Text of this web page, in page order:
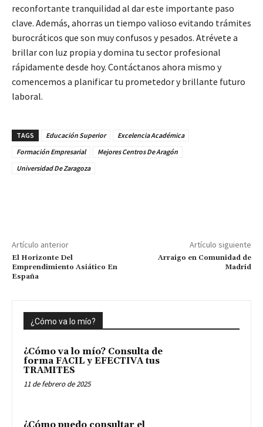
reconfortante tranquilidad al dar este importante paso
clave. Además, ahorras un tiempo valioso evitando trámites
burocráticos que son muy confusos y pesados. Atrévete a
brillar con luz propia y domina tu sector profesional
rápidamente desde hoy. Contáctanos ahora mismo y
comencemos a planificar tu prometedor y brillante futuro
laboral.
TAGS Educación Superior
Excelencia Académica
Formación Empresarial
Mejores Centros De Aragón
Universidad De Zaragoza
Artículo anterior
El Horizonte Del
Emprendimiento Asiático En
España
Artículo siguiente
Arraigo en Comunidad de
Madrid
¿Cómo va lo mío?
¿Cómo va lo mío? Consulta de
forma FACIL y EFECTIVA tus
TRAMITES
11 de febrero de 2025